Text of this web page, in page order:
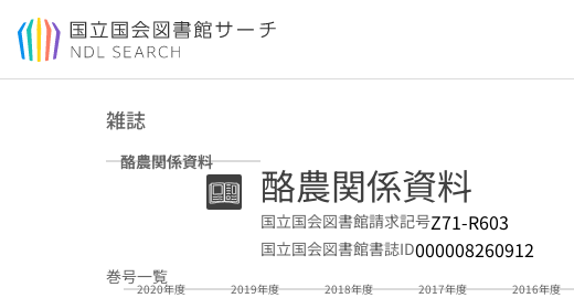
本文へ移動
雑誌
酪農関係資料 酪農関係資料
国立国会図書館請求記号Z71-R603
国立国会図書館書誌ID000008260912
巻号一覧
2020年度 2019年度 2018年度 2017年度 2016年度